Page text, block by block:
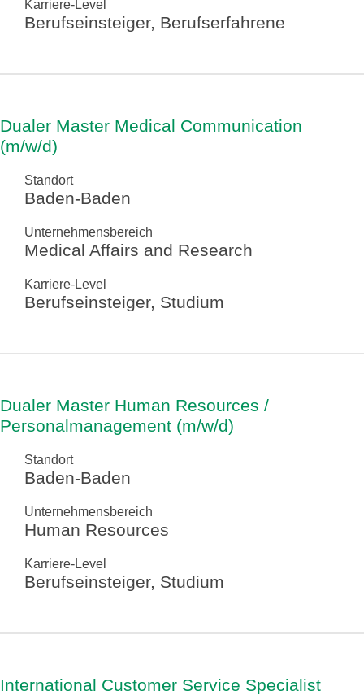
Karriere-Level
Berufseinsteiger, Berufserfahrene
Dualer Master Medical Communication
(m/w/d)
Standort
Baden-Baden
Unternehmensbereich
Medical Affairs and Research
Karriere-Level
Berufseinsteiger, Studium
Dualer Master Human Resources /
Personalmanagement (m/w/d)
Standort
Baden-Baden
Unternehmensbereich
Human Resources
Karriere-Level
Berufseinsteiger, Studium
International Customer Service Specialist